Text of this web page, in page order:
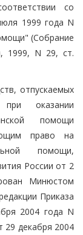
со
1999 года N
(Собрание
1999, N 29, ст.
отпускаемых
оказании
помощи
право на
помощи,
России от 2
Минюстом
Приказа
2004 года N
29 декабря 2004